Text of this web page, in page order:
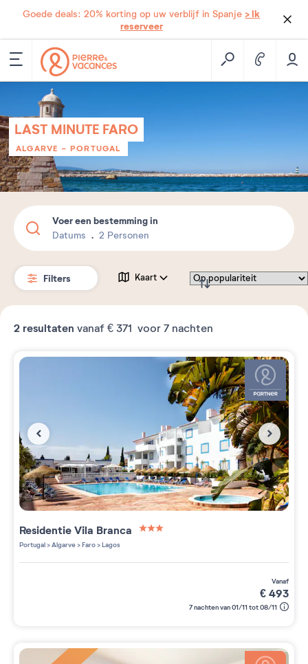
Goede deals: 20% korting op uw verblijf in Spanje > Ik
reserveer
LAST MINUTE FARO
ALGARVE -PORTUGAL
Voer een bestemming in
Datums 2 Personen
Filters Kaart
2 resultaten vanaf € 371 voor 7 nachten
ResidentieVila Branca
Portugal>Algarve>Faro>Lagos
vanaf
€493
7 nachten van 01/11 tot 08/11